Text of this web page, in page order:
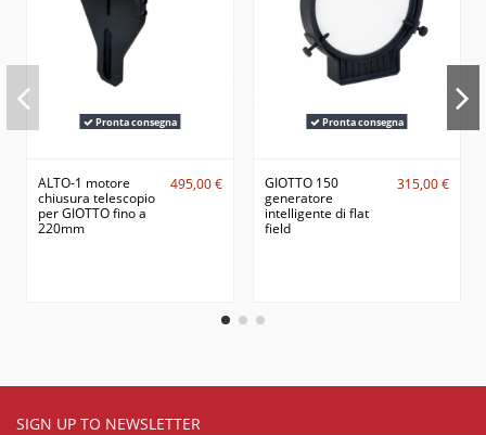
Pronta consegna
ALTO-1 motore
chiusura telescopio
per GIOTTO fino a
220mm
495,00 €
Pronta consegna
GIOTTO 150
generatore
intelligente di flat
field
315,00 €
SIGN UP TO NEWSLETTER